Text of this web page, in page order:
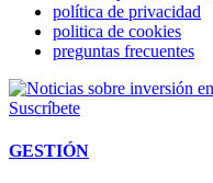
política de privacidad
politica de cookies
preguntas frecuentes
Suscríbete
GESTIÓN